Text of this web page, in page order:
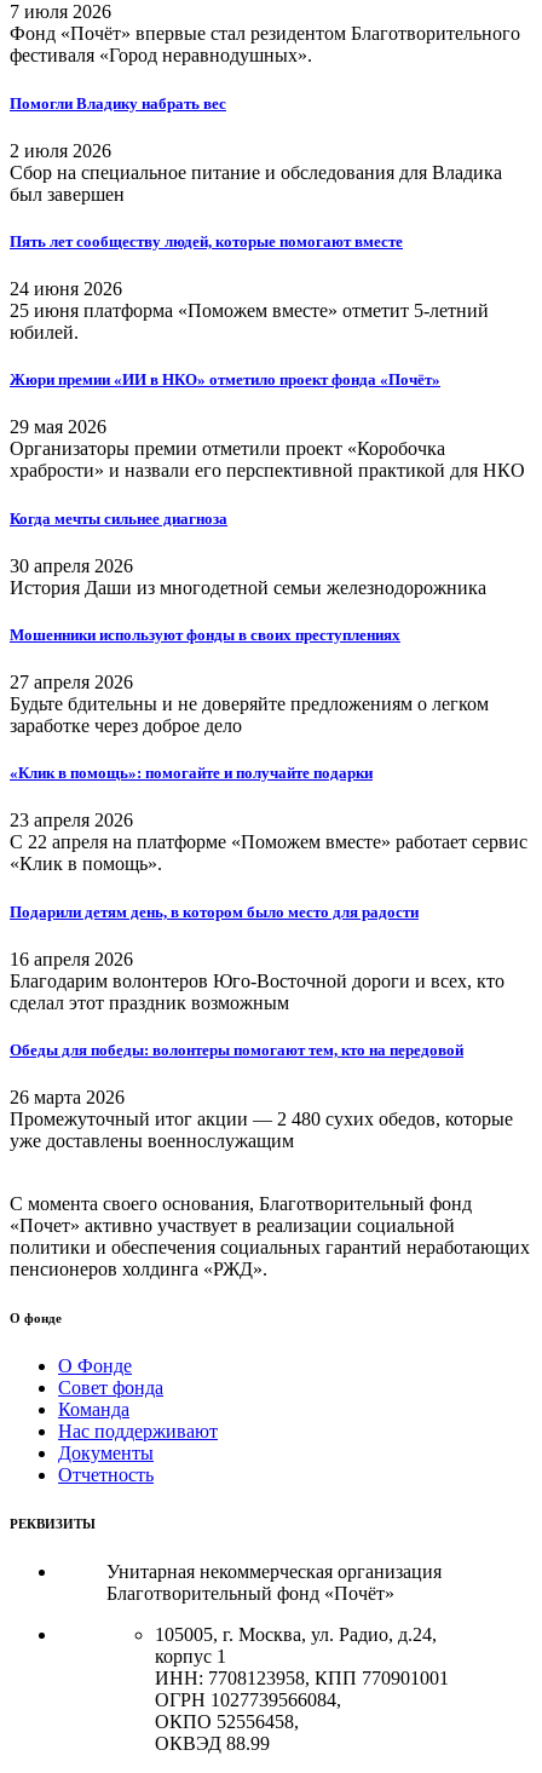
7 июля 2026
Фонд «Почёт» впервые стал резидентом Благотворительного
фестиваля «Город неравнодушных».
Помогли Владику набрать вес
2 июля 2026
Сбор на специальное питание и обследования для Владика
был завершен
Пять лет сообществу людей, которые помогают вместе
24 июня 2026
25 июня платформа «Поможем вместе» отметит 5-летний
юбилей.
Жюри премии «ИИ в НКО» отметило проект фонда «Почёт»
29 мая 2026
Организаторы премии отметили проект «Коробочка
храбрости» и назвали его перспективной практикой для НКО
Когда мечты сильнее диагноза
30 апреля 2026
История Даши из многодетной семьи железнодорожника
Мошенники используют фонды в своих преступлениях
27 апреля 2026
Будьте бдительны и не доверяйте предложениям о легком
заработке через доброе дело
«Клик в помощь»: помогайте и получайте подарки
23 апреля 2026
С 22 апреля на платформе «Поможем вместе» работает сервис
«Клик в помощь».
Подарили детям день, в котором было место для радости
16 апреля 2026
Благодарим волонтеров Юго-Восточной дороги и всех, кто
сделал этот праздник возможным
Обеды для победы: волонтеры помогают тем, кто на передовой
26 марта 2026
Промежуточный итог акции — 2 480 сухих обедов, которые
уже доставлены военнослужащим
С момента своего основания, Благотворительный фонд
«Почет» активно участвует в реализации социальной
политики и обеспечения социальных гарантий неработающих
пенсионеров холдинга «РЖД».
О фонде
О Фонде
Совет фонда
Команда
Нас поддерживают
Документы
Отчетность
РЕКВИЗИТЫ
Унитарная некоммерческая организация
Благотворительный фонд «Почёт»
105005, г. Москва, ул. Радио, д.24,
корпус 1
ИНН: 7708123958, КПП 770901001
ОГРН 1027739566084,
ОКПО 52556458,
ОКВЭД 88.99